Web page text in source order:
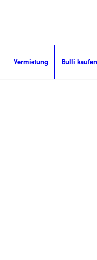
Vermietung Bulli kaufen